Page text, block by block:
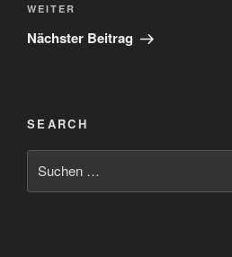
Nächster
Beitrag
WEITER
Nächster Beitrag
SEARCH
nach: